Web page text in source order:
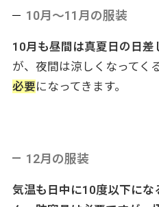
10月～11月の服装
10月も昼間は真夏日の日差
が、夜間は涼しくなってく
必要になってきます。
12月の服装
気温も日中に10度以下にな